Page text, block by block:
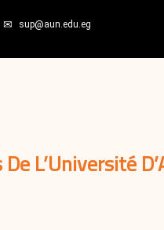
sup@aun.edu.eg
L’Université